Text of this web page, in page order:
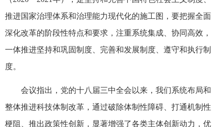
推进国家治理体系和治理能力现代化的施工图，要把握全面
深化改革的阶段性特点和要求，注重系统集成、协同高效，
一体推进坚持和巩固制度、完善和发展制度、遵守和执行制
度。
会议指出，党的十八届三中全会以来，我们系统布局和
整体推进科技体制改革，通过破除体制性障碍、打通机制性
梗阻、推出政策性创新，显著增强了各类主体创新动力，优